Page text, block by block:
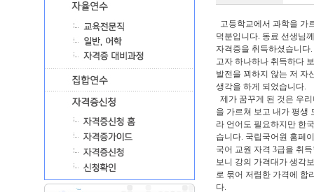
고등학교에서 과학을 가
덕분입니다. 동료 선생님
자격증을 취득하셨습니
고자 하나하나 취득하다
발전을 꾀하지 않는 저 자
생각을 하게 되었습니다.
제가 꿈꾸게 된 것은 우
을 가르쳐 보고 내가 평생
라 언어도 필요하지만 한
습니다. 국립국어원 홈페
국어 교원 자격 3급을 취
보니 강의 가격대가 생각
로 묶어 저렴한 가격에 합
다.